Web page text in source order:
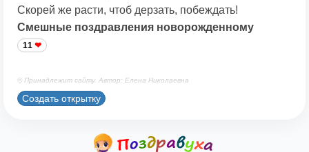
Скорей же расти, чтоб дерзать, побеждать!
Смешные поздравления новорожденному
11
© Принадлежит сайту. Автор: Елена Николаевна
Создать открытку